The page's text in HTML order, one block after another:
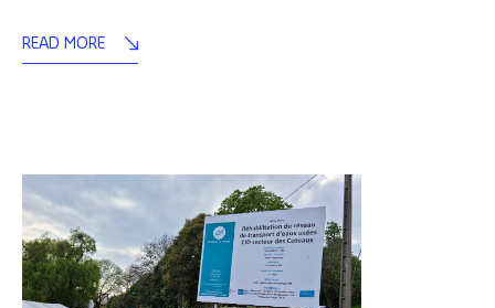
READ MORE